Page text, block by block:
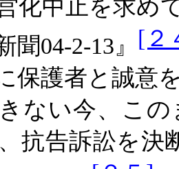
化中止を求め
聞04-2-13』 [２
保護者と誠意
ない今、こ
抗告訴訟を決